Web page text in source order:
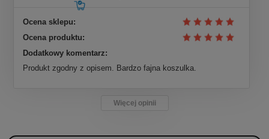
Ocena sklepu:
Ocena produktu:
Dodatkowy komentarz:
Produkt zgodny z opisem. Bardzo fajna koszulka.
Więcej opinii